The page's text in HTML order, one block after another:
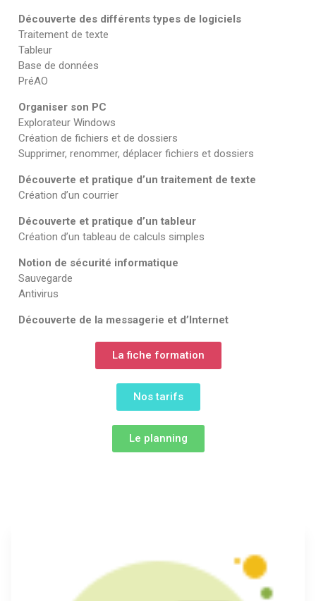
Découverte des différents types de logiciels
Traitement de texte
Tableur
Base de données
PréAO
Organiser son PC
Explorateur Windows
Création de fichiers et de dossiers
Supprimer, renommer, déplacer fichiers et dossiers
Découverte et pratique d’un traitement de texte
Création d’un courrier
Découverte et pratique d’un tableur
Création d’un tableau de calculs simples
Notion de sécurité informatique
Sauvegarde
Antivirus
Découverte de la messagerie et d’Internet
La fiche formation
Nos tarifs
Le planning